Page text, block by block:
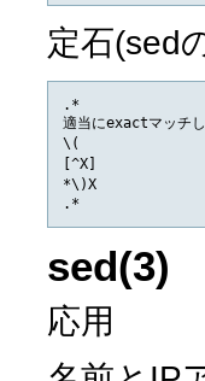
定石(sed
.*
適当にexactマッ
\(
[^X]
*\)X
sed(3)
応用